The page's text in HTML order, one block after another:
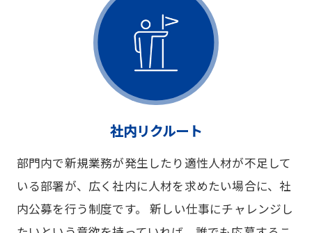
社内リクルート
部門内で新規業務が発生したり適性人材が不足して
いる部署が、広く社内に人材を求めたい場合に、社
内公募を行う制度です。 新しい仕事にチャレンジし